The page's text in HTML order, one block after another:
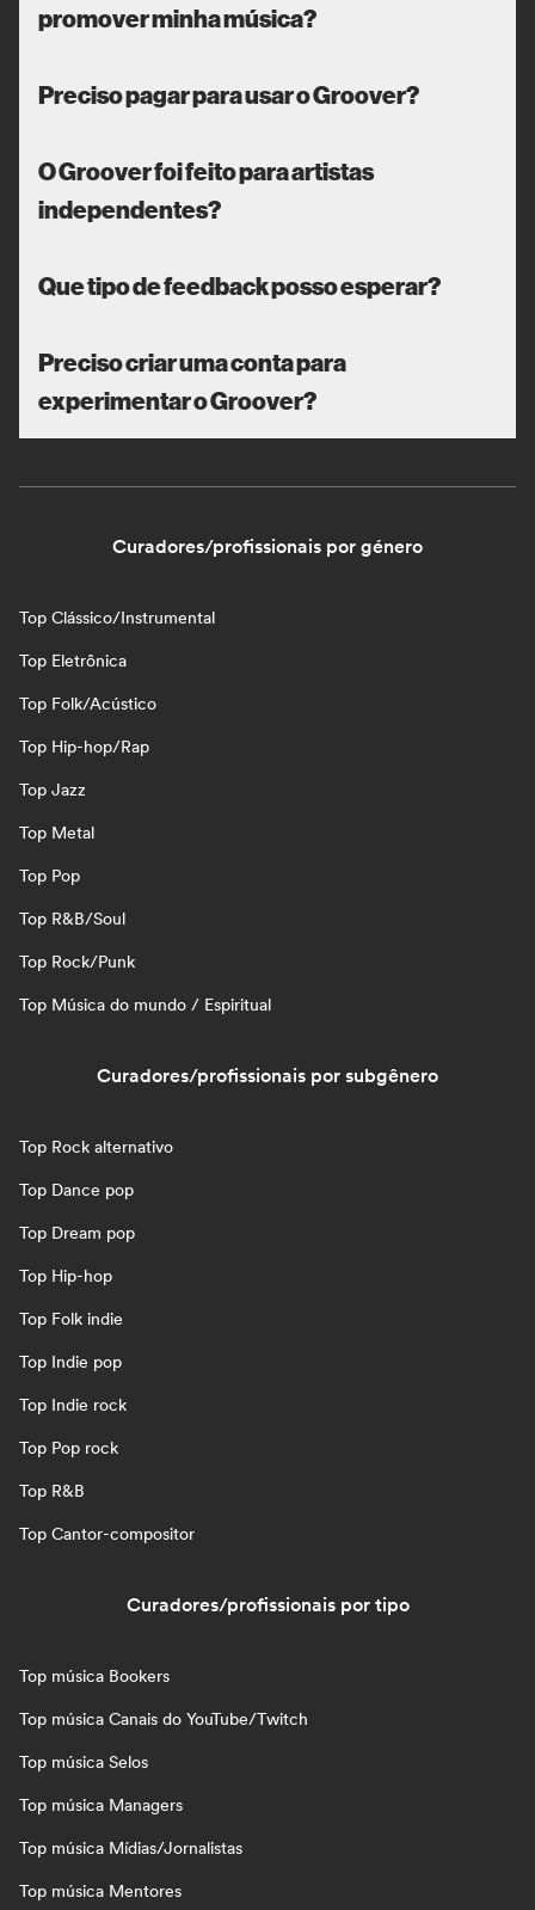
promover minha música?
Preciso pagar para usar o Groover?
O Groover foi feito para artistas
independentes?
Que tipo de feedback posso esperar?
Preciso criar uma conta para
experimentar o Groover?
Curadores/profissionais por género
Top Clássico/Instrumental
Top Eletrônica
Top Folk/Acústico
Top Hip-hop/Rap
Top Jazz
Top Metal
Top Pop
Top R&B/Soul
Top Rock/Punk
Top Música do mundo / Espiritual
Curadores/profissionais por subgênero
Top Rock alternativo
Top Dance pop
Top Dream pop
Top Hip-hop
Top Folk indie
Top Indie pop
Top Indie rock
Top Pop rock
Top R&B
Top Cantor-compositor
Curadores/profissionais por tipo
Top música Bookers
Top música Canais do YouTube/Twitch
Top música Selos
Top música Managers
Top música Mídias/Jornalistas
Top música Mentores